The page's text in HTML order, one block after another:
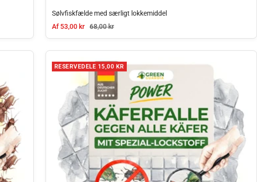
Sølvfiskfælde med særligt lokkemiddel
Tilbudspris
Af 53,00 kr Normal pris
68,00 kr
RESERVEDELE 15,00 KR